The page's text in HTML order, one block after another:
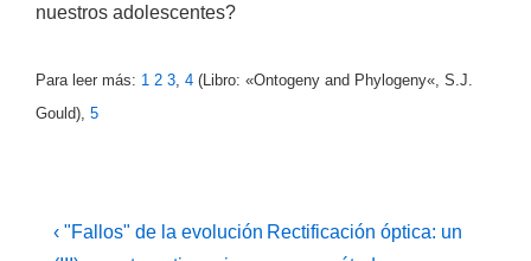
nuestros adolescentes?
Para leer más: 1 2 3 4 (Libro: «Ontogeny and Phylogeny«, S.J.
Gould), 5
Navegación
La
‹ "Fallos" de la evolución La
Rectificación óptica: un